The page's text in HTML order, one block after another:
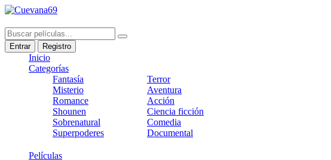
Entrar Registro
Inicio
Categorías
Fantasía
Misterio
Romance
Shounen
Sobrenatural
Superpoderes
Terror
Aventura
Acción
Ciencia ficción
Comedia
Documental
Películas